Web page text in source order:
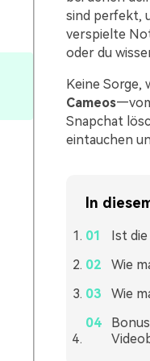
sind perfekt,
verspielte
oder du
Keine Sorge,
Cameos
Snapchat
eintauchen
In
Ist
Wie
Wie